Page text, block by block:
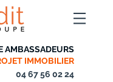
AMBASSADEURS
IMMOBILIER
04 67 56 02 24